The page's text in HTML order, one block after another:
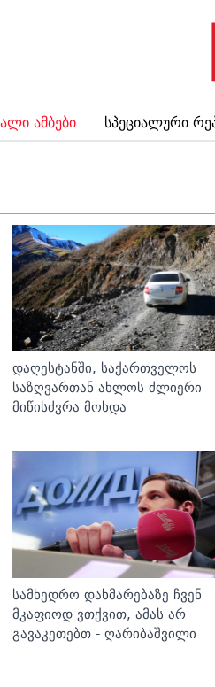
Ამბები Სპეციალური
დაღესტანში, საქართველოს
საზღვართან ახლოს ძლიერი
მიწისძვრა მოხდა
სამხედრო დახმარებაზე ჩვენ
მკაფიოდ ვთქვით, ამას არ
გავაკეთებთ - ღარიბაშვილი